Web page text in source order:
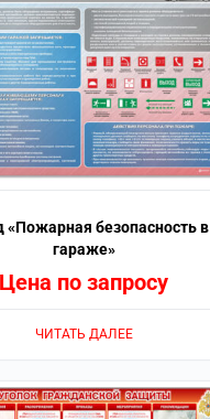
«Пожарная безопасность в
гараже»
Цена по запросу
ЧИТАТЬ ДАЛЕЕ